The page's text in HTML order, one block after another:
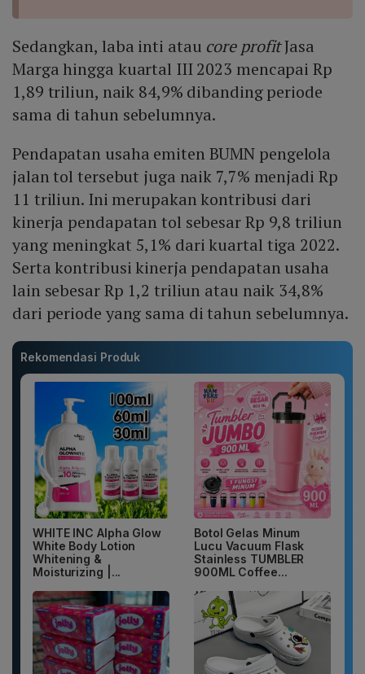
Sedangkan, laba inti atau core profitJasa
Marga hingga kuartal III 2023 mencapai Rp
1,89 triliun, naik 84,9% dibanding periode
sama di tahun sebelumnya.
Pendapatan usaha emiten BUMN pengelola
jalan tol tersebut juga naik 7,7% menjadi Rp
11 triliun. Ini merupakan kontribusi dari
kinerja pendapatan tol sebesar Rp 9,8 triliun
yang meningkat 5,1% dari kuartal tiga 2022.
Serta kontribusi kinerja pendapatan usaha
lain sebesar Rp 1,2 triliun atau naik 34,8%
dari periode yang sama di tahun sebelumnya.
Rekomendasi Produk
WHITE INC Alpha Glow
White Body Lotion
Whitening &
Moisturizing |...
Botol Gelas Minum
Lucu Vacuum Flask
Stainless TUMBLER
900ML Coffee...